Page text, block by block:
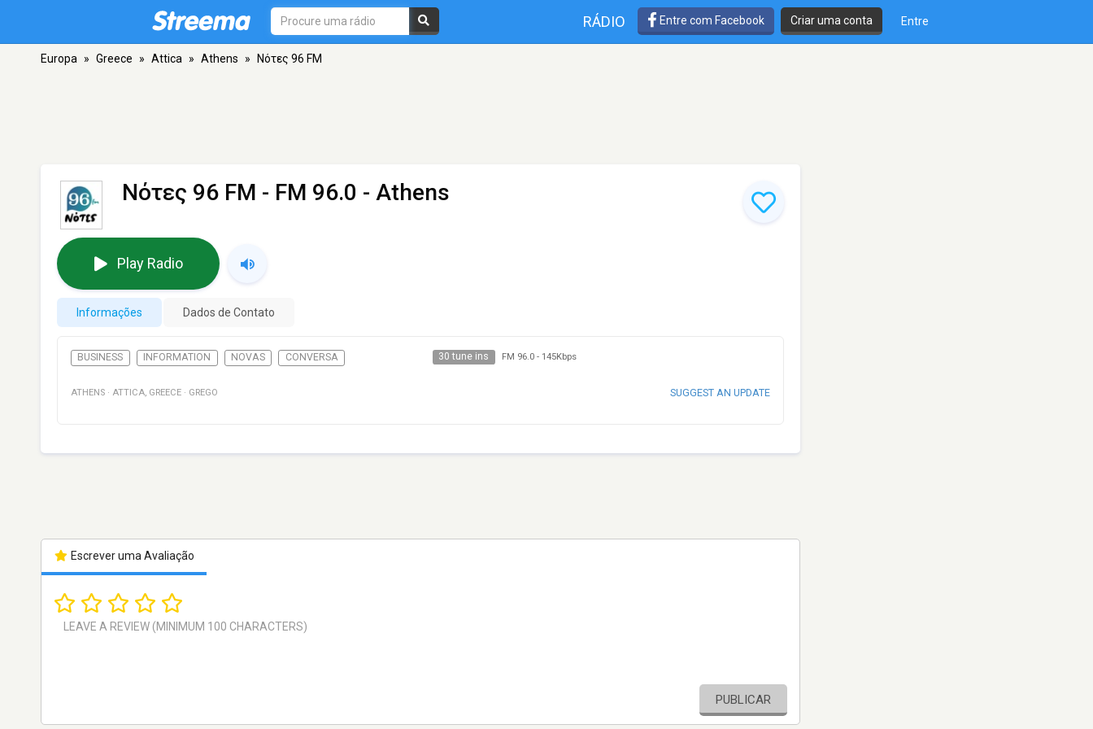
RÁDIO Entre com Facebook Criar uma conta Entre
Europa » Greece » Attica » Athens » Νότες 96 FM
Νότες 96 FM - FM 96.0 - Athens
Play Radio
Informações Dados de Contato
BUSINESS INFORMATION NOVAS CONVERSA 30 tune ins FM 96.0- 145Kbps
ATHENS · ATTICA, GREECE · GREGO SUGGEST AN UPDATE
Escrever uma Avaliação
PUBLICAR